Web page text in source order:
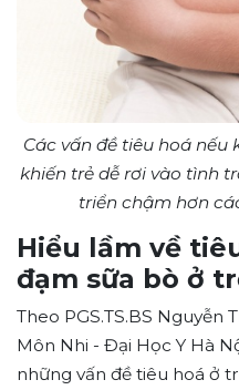
Các vấn đề tiêu hoá
khiến trẻ dễ rơi vào tình
triển chậm hơn
Hiểu lầm về
đạm sữa bò ở
Theo PGS.TS.BS Nguyễn
Môn Nhi - Đại Học Y Hà
những vấn đề tiêu hoá ở